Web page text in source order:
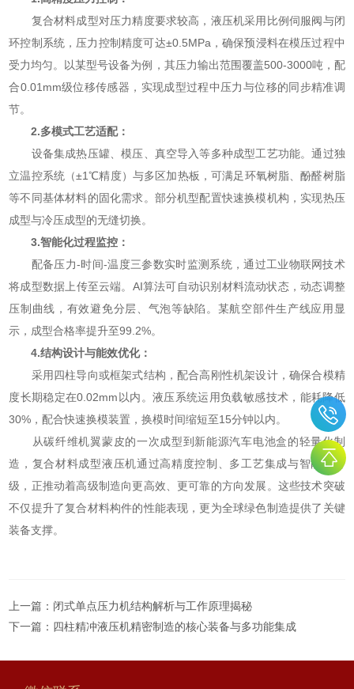
复合材料成型对压力精度要求较高，液压机采用比例伺服阀与闭
环控制系统，压力控制精度可达±0.5MPa，确保预浸料在模压过程中
受力均匀。以某型号设备为例，其压力输出范围覆盖500-3000吨，配
合0.01mm级位移传感器，实现成型过程中压力与位移的同步精准调
节。
2.多模式工艺适配：
设备集成热压罐、模压、真空导入等多种成型工艺功能。通过独
立温控系统（±1℃精度）与多区加热板，可满足环氧树脂、酚醛树脂
等不同基体材料的固化需求。部分机型配置快速换模机构，实现热压
成型与冷压成型的无缝切换。
3.智能化过程监控：
配备压力-时间-温度三参数实时监测系统，通过工业物联网技术
将成型数据上传至云端。AI算法可自动识别材料流动状态，动态调整
压制曲线，有效避免分层、气泡等缺陷。某航空部件生产线应用显
示，成型合格率提升至99.2%。
4.结构设计与能效优化：
采用四柱导向或框架式结构，配合高刚性机架设计，确保合模精
度长期稳定在0.02mm以内。液压系统运用负载敏感技术，能耗降低
30%，配合快速换模装置，换模时间缩短至15分钟以内。
从碳纤维机翼蒙皮的一次成型到新能源汽车电池盒的轻量化制
造，复合材料成型液压机通过高精度控制、多工艺集成与智能化升
级，正推动着高级制造向更高效、更可靠的方向发展。这些技术突破
不仅提升了复合材料构件的性能表现，更为全球绿色制造提供了关键
装备支撑。
上一篇： 闭式单点压力机结构解析与工作原理揭秘
下一篇： 四柱精冲液压机精密制造的核心装备与多功能集成